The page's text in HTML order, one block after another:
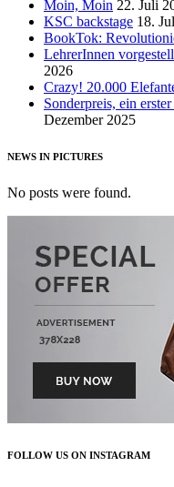
Moin, Moin 22. Juli
KSC backstage 18.
BookTok:
LehrerInnen
2026
Crazy! 20.000
Sonderpreis, ein
Dezember 2025
NEWS IN PICTURES
No posts were found.
FOLLOW US ON INSTAGRAM